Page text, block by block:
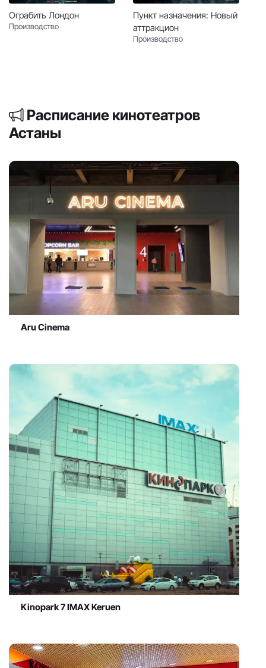
Ограбить Лондон
Производство
Пункт назначения: Новый
аттракцион
Производство
Расписание кинотеатров
Астаны
Aru Cinema
Kinopark 7 IMAX Keruen